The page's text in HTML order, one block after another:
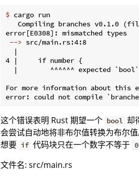
$ cargo run
Compiling branches v0.1.0
--> src/main.rs:4:8
  |
4 |     if number {
|        ^^^^^^ expected
For more information about
这个错误表明 Rust 期望一个 bool 却
会尝试自动地将非布尔值转换为布尔
想要 if 代码块只在一个数字不等于 0
文件名: src/main.rs